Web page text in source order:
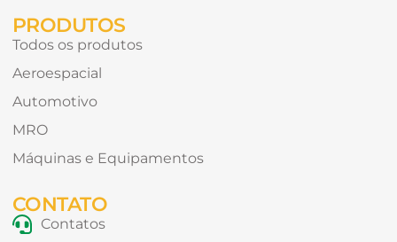
PRODUTOS
Todos os produtos
Aeroespacial
Automotivo
MRO
Máquinas e Equipamentos
CONTATO
Contatos